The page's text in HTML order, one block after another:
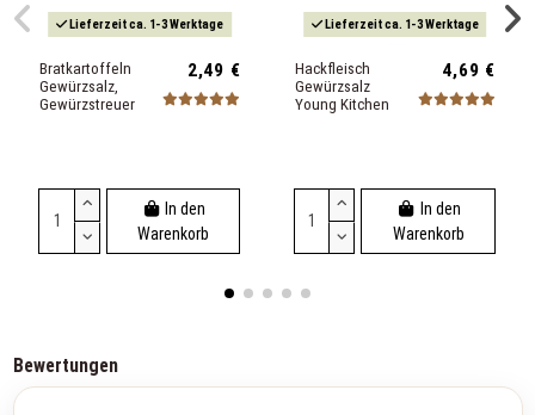
Lieferzeit ca. 1-3 Werktage
Bratkartoffeln
Gewürzsalz,
Gewürzstreuer
2,49 €
In den
Warenkorb
Lieferzeit ca. 1-3 Werktage
Hackfleisch
Gewürzsalz
Young Kitchen
4,69 €
In den
Warenkorb
Bewertungen